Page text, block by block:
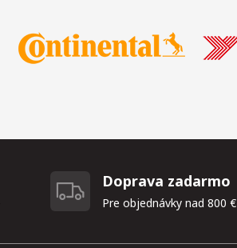
Doprava zadarmo
Pre objednávky nad 800 €